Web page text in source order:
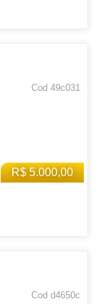
R$ 5.000,00
Cod 49c031
Cod d4650c